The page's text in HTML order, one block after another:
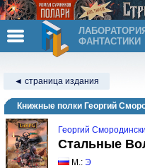
ФАНТАСТИКИ
◄ страница издания
Книжные полки Георгий
Георгий
Стальные
М.: Э